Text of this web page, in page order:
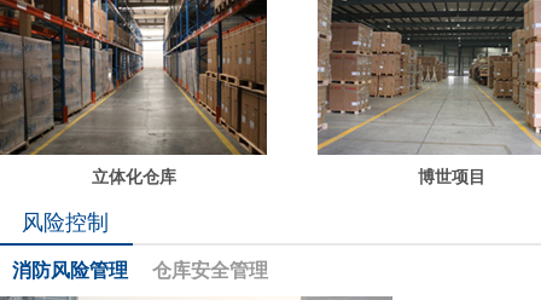
立体化仓库 博世项目
风险控制
消防风险管理 仓库安全管理